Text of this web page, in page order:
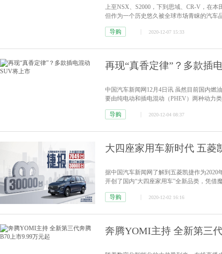
上至NSX、S2000，下到思域、CR-V，在
但作为一个历史悠久被全球市场青睐的汽车
导购
2020-12-07 15:33
再现“真香定律”？多款插
中国汽车新闻网12月4日讯 虽然目前国内燃
要由纯电动和插电混动（PHEV）两种动力
两套动力切换，虽然结构上更复杂，但是
导购 2020-12-04 08:37
大四座家用车新时代 五菱
据中国汽车新闻网了解到五菱凯捷作为
开创了国内“大四座家用车”全新品类，凭借
导购
2020-12-02 16:16
奔腾YOMI主持 全新第三